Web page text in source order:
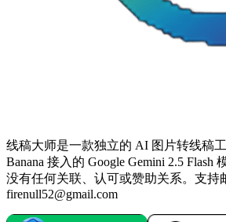
线稿大师是一款独立的 AI 图片转线稿
Banana 接入的 Google Gemini 2.5 Flash
没有任何关联、认可或赞助关系。支持
firenull52@gmail.com